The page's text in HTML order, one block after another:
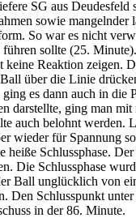
SG aus
sowie mangelnder
So war es nicht
führen sollte (25.
keine Reaktion zeigen.
über die Linie
ging es dann auch in die
darstellte, ging man
auch belohnt werden.
wieder für Spannung
heiße Schlussphase.
Die Schlussphase
Ball unglücklich von
Den Schlusspunkt
in der 86. Minute.